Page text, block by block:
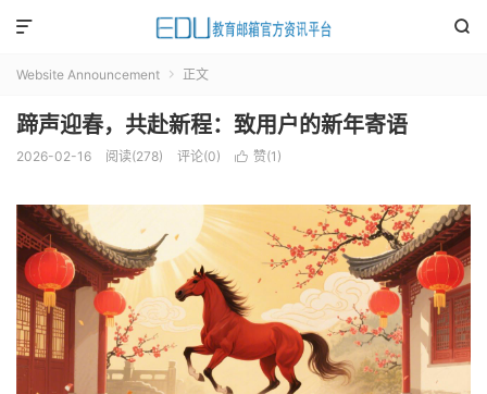


Website Announcement  正文
蹄声迎春，共赴新程：致用户的新年寄语
2026-02-16 阅读(278) 评论(0)  赞(1 )